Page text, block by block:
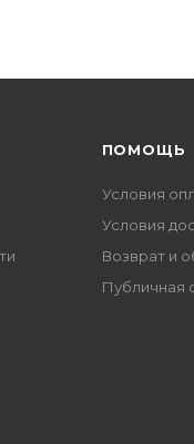
ПОМОЩЬ
Условия
Условия
Возврат и
Публичная